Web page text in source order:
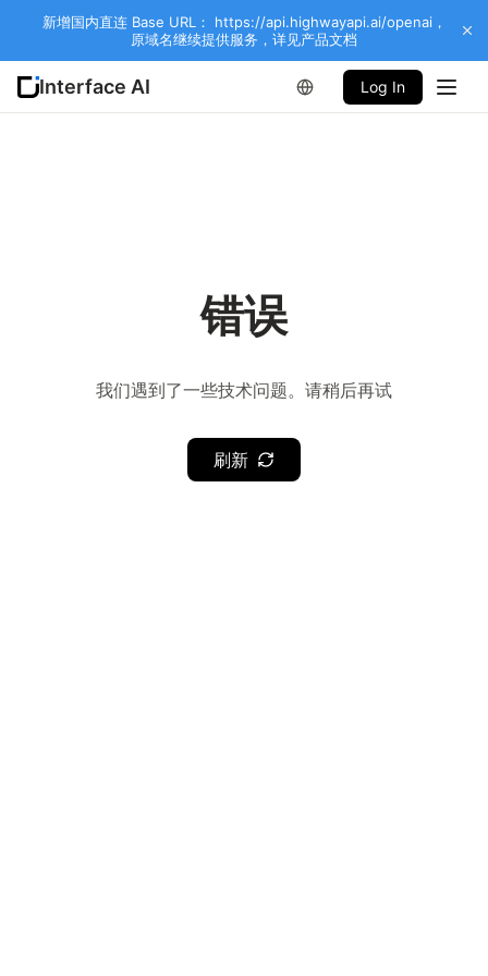
新增国内直连 Base URL： https://api.highwayapi.ai/openai，
原域名继续提供服务，详见产品文档
Interface AI Log In
错误
我们遇到了一些技术问题。请稍后再试
刷新